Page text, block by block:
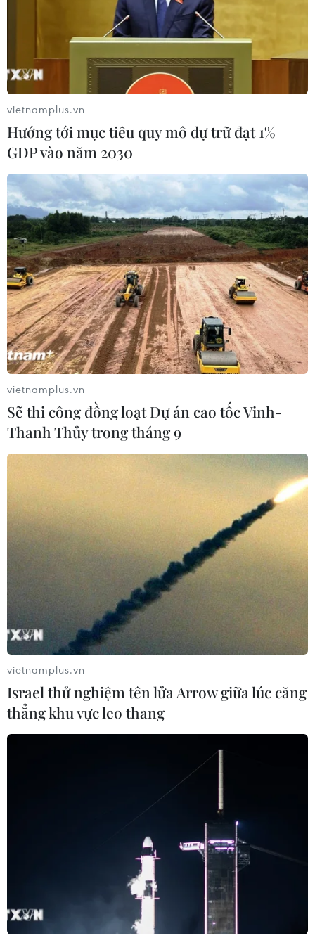
Bệnh viện Nhi đồng 2 sẽ xây dựng hệ thống
phục vụ bệnh nhi ngày càng tốt hơn và là một
địa chỉ điều trị đáng tin cậy cho người dân
thành phố./.
# Bệnh viện Nhi đồng 2
#Thành phố Hồ Chí Minh
#phẫu thuật thần kinh nhi
#phẫu thuật tách dính
Tp. Hồ Chí Minh
Theo dõi VietnamPlus
TIN LIÊN QUAN
Phẫu thuật thành công bệnh nhi viêm
màng não mủ nguy hiểm
Các bác sỹ Bệnh viện Nhi đồng Đồng Nai cho biết,
trường hợp bệnh nhi bị viêm não mủ nguy hiểm này
vietnamplus.vn
Hướng tới mục tiêu quy mô dự trữ đạt 1%
GDP vào năm 2030
vietnamplus.vn
Sẽ thi công đồng loạt Dự án cao tốc Vinh-
Thanh Thủy trong tháng 9
vietnamplus.vn
Israel thử nghiệm tên lửa Arrow giữa lúc căng
thẳng khu vực leo thang